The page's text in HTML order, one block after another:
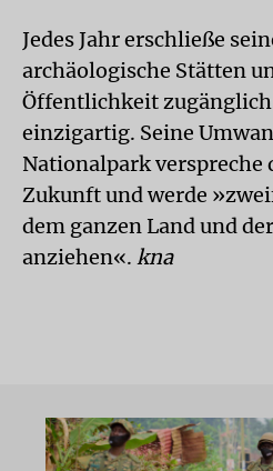
Jedes Jahr erschließe
archäologische Stätten
Öffentlichkeit
einzigartig. Seine
Nationalpark verspreche
Zukunft und werde
dem ganzen Land und
anziehen«. kna